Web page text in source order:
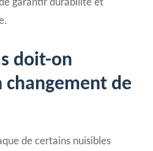
garantir durabilité et
doit-on
changement de
de certains nuisibles